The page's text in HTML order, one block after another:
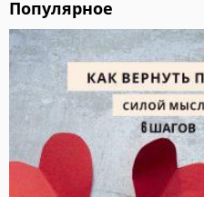
Мы обратимся к
опыту авторов, ученых и
самое ценное и самое
Изучайте Силу Мысли
этой жизни ВСЕ, что вы
С любовью, Елизавета
Популярное